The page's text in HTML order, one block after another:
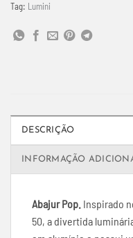
Tag: Lumini
DESCRIÇÃO
INFORMAÇÃO
Abajur Pop. Inspirado
50, a divertida